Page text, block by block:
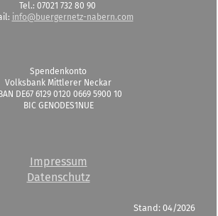
Tel.: 07021 732 80 90
info@buergernetz-nabern.com
Spendenkonto
Volksbank Mittlerer Neckar
IBAN DE67 6129 0120 0669 5900 10
BIC GENODES1NUE
Impressum
Datenschutz
Stand: 04/2026